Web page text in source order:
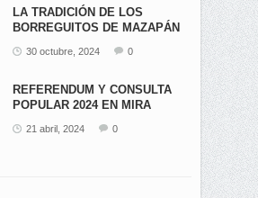
LA TRADICIÓN DE LOS
BORREGUITOS DE MAZAPÁN
30 octubre, 2024 0
REFERENDUM Y CONSULTA
POPULAR 2024 EN MIRA
21 abril, 2024 0